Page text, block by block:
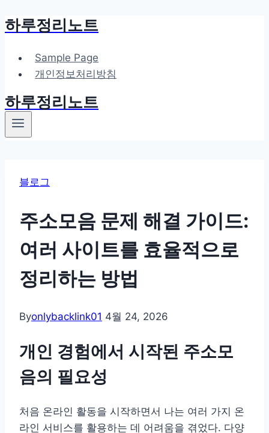
Skip
content
하루정리노트
Sample Page
개인정보처리방침
하루정리노트
블로그
주소모음 문제 해결 가이드:
여러 사이트를 효율적으로
정리하는 방법
Byonlybacklink01 4월 24, 2026
개인 경험에서 시작된 주소모
음의 필요성
처음 온라인 활동을 시작하면서 나는 여러 가지 온
라인 서비스를 활용하는 데 어려움을 겪었다. 다양